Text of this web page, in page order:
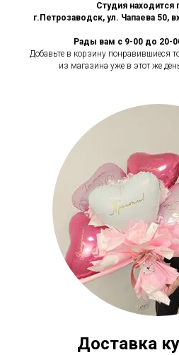
Студия находится
г.Петрозаводск, ул. Чапаева 50,
Рады вам с 9-00 до 20-
Добавьте в корзину понравившиеся
из магазина уже в этот же
Доставка